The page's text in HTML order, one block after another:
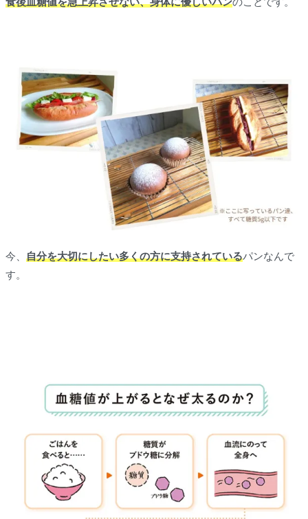
今、 自分を大切にしたい多くの方に支持されているパンなんで
す。